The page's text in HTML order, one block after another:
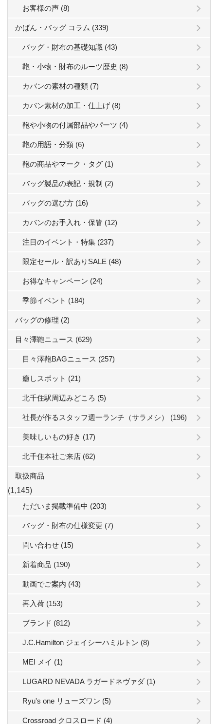
お客様の声 (8)
かばん・バッグ コラム (339)
バッグ・財布の基礎知識 (43)
鞄・小物・財布のルーツ歴史 (8)
カバンの素材の種類 (7)
カバン素材の加工・仕上げ (8)
鞄や小物の付属部品やパーツ (4)
鞄の用語・分類 (6)
鞄の商品やマーク・タグ (1)
バッグ製品の表記・規制 (2)
バッグの選び方 (16)
カバンのお手入れ・保管 (12)
注目のイベント・特集 (237)
限定セール・訳ありSALE (48)
お得なキャンペーン (24)
季節イベント (184)
バッグの修理 (2)
目々澤鞄ニュース (629)
目々澤鞄BAGニュース (257)
癒しスポット (21)
北千住駅周辺みどころ (5)
社長が作るスタッフ週一ランチ（サラメシ） (196)
美味しいもの好き (17)
北千住本社ご来店 (62)
取扱商品
(1,145)
ただいま掲載準備中 (203)
バッグ・財布の仕様変更 (7)
問い合わせ (15)
新着商品 (190)
動画でご案内 (43)
再入荷 (153)
ブランド (812)
J.C.Hamilton ジェイシーハミルトン (8)
MEI メイ (1)
LUGARD NEVADA ラガードネヴァダ (1)
Ryu's one リューズワン (5)
Crossroad クロスロード (4)